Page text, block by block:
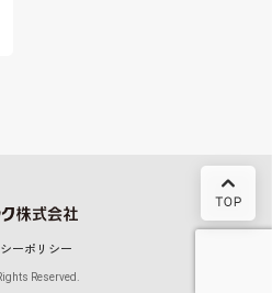
ーポリシー
Reserved.